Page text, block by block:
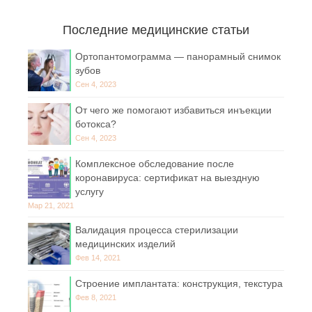
Последние медицинские статьи
Ортопантомограмма — панорамный снимок
зубов
Сен 4, 2023
От чего же помогают избавиться инъекции
ботокса?
Сен 4, 2023
Комплексное обследование после
коронавируса: сертификат на выездную
услугу
Мар 21, 2021
Валидация процесса стерилизации
медицинских изделий
Фев 14, 2021
Строение имплантата: конструкция, текстура
Фев 8, 2021